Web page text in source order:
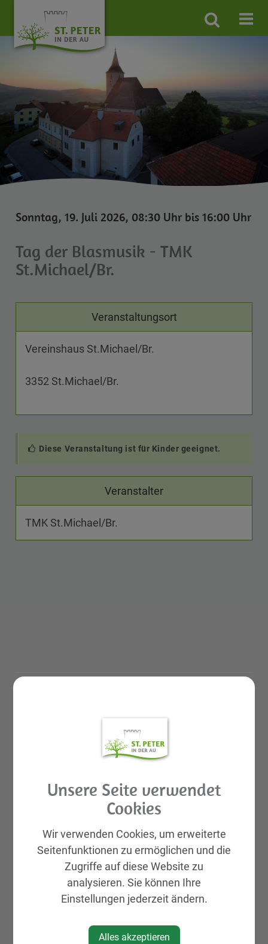
Site
search
Sonntag, 19. Juli 2026, 08:30 Uhr bis 16:00 Uhr
Tag der Blasmusik - TMK
St.Michael/Br.
Veranstaltungsort
Vereinshaus St.Michael/Br.
3352 St.Michael/Br.
Diese Veranstaltung ist für Kinder geeignet.
Veranstalter
TMK St.Michael/Br.
St. Peter in der Au APP
Aktuelles
Leben & Wohnen
KIRTAG
Natur, Sport & Erholung
Unsere Seite verwendet
Cookies
Wir verwenden Cookies, um erweiterte
Seitenfunktionen zu ermöglichen und die
Zugriffe auf diese Website zu
analysieren. Sie können Ihre
Einstellungen jederzeit ändern.
Alles akzeptieren